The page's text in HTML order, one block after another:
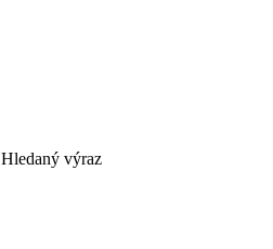
Hledaný výraz